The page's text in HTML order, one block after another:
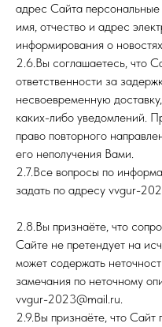
адрес Сайта
имя, отчество и адрес
информирования о
2.6.Вы соглашаетесь, что
ответственности за
несвоевременную
каких-либо уведомлений.
право повторного
его неполучения Вами.
2.7.Все вопросы по
задать по адресу vvgur-
2.8.Вы признаёте, что
Сайте не претендует на
может содержать
замечания по неточному
vvgur-2023@mail.ru.
2.9.Вы признаёте, что Сайт